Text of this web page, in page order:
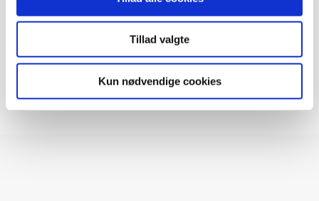
Tillad valgte
Kun nødvendige cookies
E-mail: info@livogdoed.dk